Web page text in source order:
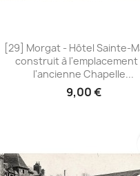
Aperçu rapide
[29] Morgat - Hôtel Sainte-
construit à l'emplacement
l'ancienne Chapelle...
9,00 €